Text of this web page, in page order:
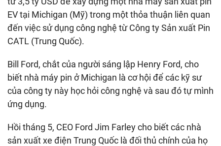
EV tại Michigan (Mỹ) trong một thỏa thuận liên quan
đến việc sử dụng công nghệ từ Công ty Sản xuất Pin
CATL (Trung Quốc).
Bill Ford, chắt của người sáng lập Henry Ford, cho
biết nhà máy pin ở Michigan là cơ hội để các kỹ sư
của công ty này học hỏi công nghệ và sau đó tự mình
ứng dụng.
Hồi tháng 5, CEO Ford Jim Farley cho biết các nhà
sản xuất xe điện Trung Quốc là đối thủ chính của họ